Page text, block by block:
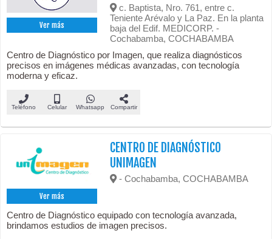
Ver más
c. Baptista, Nro. 761, entre c.
Teniente Arévalo y La Paz. En la planta
baja del Edif. MEDICORP. -
Cochabamba, COCHABAMBA
Centro de Diagnóstico por Imagen, que realiza diagnósticos
precisos en imágenes médicas avanzadas, con tecnología
moderna y eficaz.
Teléfono Celular Whatsapp Compartir
Ver más
CENTRO DE DIAGNÓSTICO
UNIMAGEN
- Cochabamba, COCHABAMBA
Centro de Diagnóstico equipado con tecnología avanzada,
brindamos estudios de imagen precisos.